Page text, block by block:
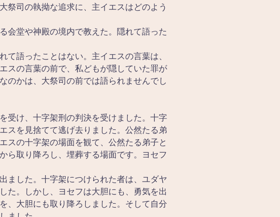
祭司の執拗な追求に、主イエスはどのよう
会堂や神殿の境内で教えた。隠れて語った
語ったことはない。主イエスの言葉は、
スの言葉の前で、私どもが隠していた罪が
のかは、大祭司の前では語られませんでし
受け、十字架刑の判決を受けました。十字
スを見捨てて逃げ去りました。公然たる弟
スの十字架の場面を観て、公然たる弟子と
ら取り降ろし、埋葬する場面です。ヨセフ
ました。十字架につけられた者は、ユダヤ
た。しかし、ヨセフは大胆にも、勇気を出
、大胆にも取り降ろしました。そして自分